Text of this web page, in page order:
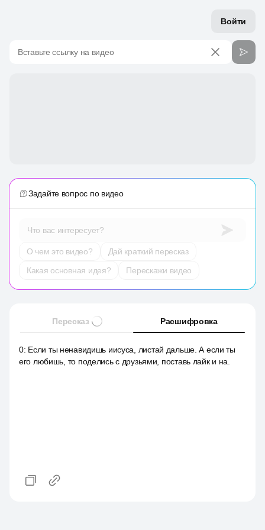
Войти
Вставьте ссылку на видео
Задайте вопрос по видео
Что вас интересует?
О чем это видео?
Дай краткий пересказ
Какая основная идея?
Перескажи видео
Пересказ Расшифровка
0: Если ты ненавидишь иисуса, листай дальше. А если ты
его любишь, то поделись с друзьями, поставь лайк и на.